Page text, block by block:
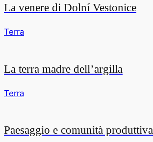
La venere di Dolní Vestonice
Terra
La terra madre dell’argilla
Terra
Paesaggio e comunità produttiva